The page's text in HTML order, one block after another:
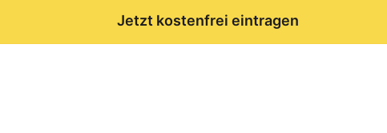
Jetzt kostenfrei eintragen